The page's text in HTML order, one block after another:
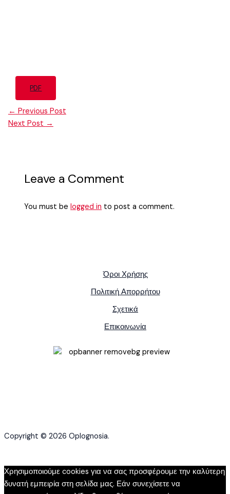
PDF
← Previous Post
Next Post →
Leave a Comment
You must belogged in to post a comment.
Όροι Χρήσης
Πολιτική Απορρήτου
Σχετικά
Επικοινωνία
Copyright © 2026 Oplognosia.
Χρησιμοποιούμε cookies για να σας προσφέρουμε την καλύτερη
δυνατή εμπειρία στη σελίδα μας. Εάν συνεχίσετε να